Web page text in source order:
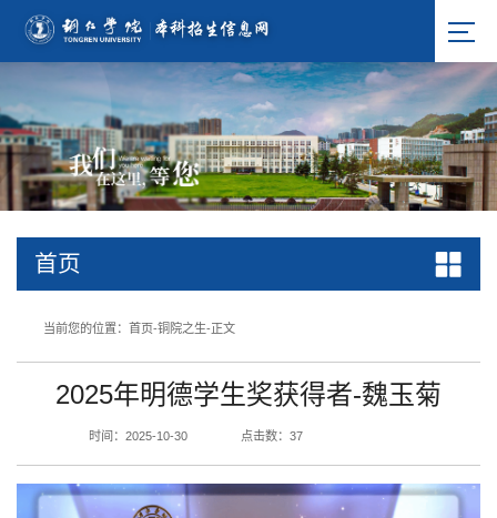
首页
当前您的位置： 首页-铜院之生- 正文
2025年明德学生奖获得者-魏玉菊
时间：2025-10-30 点击数： 37